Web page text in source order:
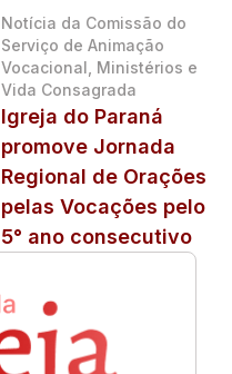
Notícia da Comissão do
Serviço de Animação
Vocacional, Ministérios e
Vida Consagrada
Igreja do Paraná
promove Jornada
Regional de Orações
pelas Vocações pelo
5° ano consecutivo